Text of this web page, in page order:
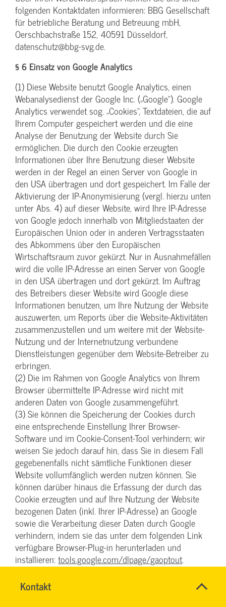
Kontakt
Name*
folgenden Kontaktdaten informieren: BBG Gesellschaft
für betriebliche Beratung und Betreuung mbH,
Oerschbachstraße 152, 40591 Düsseldorf,
datenschutz@bbg-svg.de.
§ 6 Einsatz von Google Analytics
(1) Diese Website benutzt Google Analytics, einen
Webanalysedienst der Google Inc. („Google“). Google
Analytics verwendet sog. „Cookies“, Textdateien, die auf
Ihrem Computer gespeichert werden und die eine
Analyse der Benutzung der Website durch Sie
ermöglichen. Die durch den Cookie erzeugten
Informationen über Ihre Benutzung dieser Website
werden in der Regel an einen Server von Google in
den USA übertragen und dort gespeichert. Im Falle der
Aktivierung der IP-Anonymisierung (vergl. hierzu unten
unter Abs. 4) auf dieser Website, wird Ihre IP-Adresse
von Google jedoch innerhalb von Mitgliedstaaten der
Europäischen Union oder in anderen Vertragsstaaten
des Abkommens über den Europäischen
Wirtschaftsraum zuvor gekürzt. Nur in Ausnahmefällen
wird die volle IP-Adresse an einen Server von Google
in den USA übertragen und dort gekürzt. Im Auftrag
des Betreibers dieser Website wird Google diese
Informationen benutzen, um Ihre Nutzung der Website
auszuwerten, um Reports über die Website-Aktivitäten
zusammenzustellen und um weitere mit der Website-
Nutzung und der Internetnutzung verbundene
Dienstleistungen gegenüber dem Website-Betreiber zu
erbringen.
(2) Die im Rahmen von Google Analytics von Ihrem
Browser übermittelte IP-Adresse wird nicht mit
anderen Daten von Google zusammengeführt.
(3) Sie können die Speicherung der Cookies durch
eine entsprechende Einstellung Ihrer Browser-
Software und im Cookie-Consent-Tool verhindern; wir
weisen Sie jedoch darauf hin, dass Sie in diesem Fall
gegebenenfalls nicht sämtliche Funktionen dieser
Website vollumfänglich werden nutzen können. Sie
können darüber hinaus die Erfassung der durch das
Cookie erzeugten und auf Ihre Nutzung der Website
bezogenen Daten (inkl. Ihrer IP-Adresse) an Google
sowie die Verarbeitung dieser Daten durch Google
verhindern, indem sie das unter dem folgenden Link
verfügbare Browser-Plug-in herunterladen und
installieren: tools.google.com/dlpage/gaoptout.
(4) Diese Website verwendet Google Analytics mit der
Erweiterung „_anonymizeIp()“. Dadurch werden IP-
Adressen gekürzt weiterverarbeitet, eine